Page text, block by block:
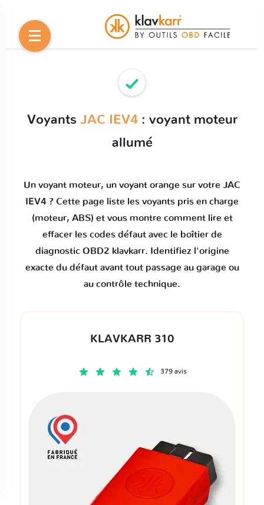
Voyants JAC IEV4 : voyant moteur
allumé
Un voyant moteur, un voyant orange sur votre JAC
IEV4 ? Cette page liste les voyants pris en charge
(moteur, ABS) et vous montre comment lire et
effacer les codes défautavec le boîtier de
diagnostic OBD2 klavkarr. Identifiez l'origine
exacte du défaut avant tout passage au garage ou
au contrôle technique.
KLAVKARR 310
379 avis